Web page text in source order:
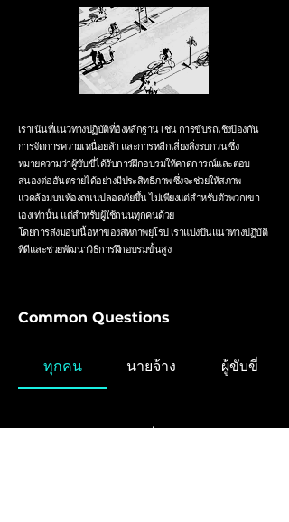
เราเน้นที่แนวทางปฏิบัติที่อิงหลักฐาน เช่น การขับรถเชิงป้องกัน
การจัดการความเหนื่อยล้า และการหลีกเลี่ยงสิ่งรบกวน ซึ่ง
หมายความว่าผู้ขับขี่ได้รับการฝึกอบรมให้คาดการณ์และตอบ
สนองต่ออันตรายได้อย่างมีประสิทธิภาพ ซึ่งจะช่วยให้สภาพ
แวดล้อมบนท้องถนนปลอดภัยขึ้น ไม่เพียงแต่สำหรับตัวพวกเขา
เองเท่านั้น แต่สำหรับผู้ใช้ถนนทุกคนด้วย
โดยการส่งมอบเนื้อหาของสหภาพยุโรป เราแบ่งปันแนวทางปฏิบัติ
ที่ดีและช่วยพัฒนาวิธีการฝึกอบรมขั้นสูง
Common Questions
ทุกคน นายจ้าง ผู้ขับขี่